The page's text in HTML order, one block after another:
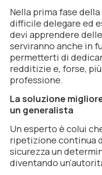
Nella prima fase
difficile delegare ed
devi apprendere
serviranno anche in
permetterti di
redditizie e, forse,
professione.
La soluzione
un generalista
Un esperto è colui
ripetizione continua
sicurezza un
diventando